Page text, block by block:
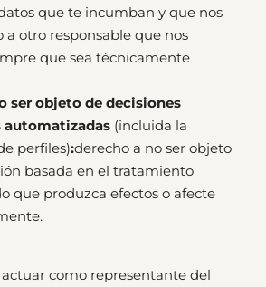
que te incumban y que nos
a otro responsable que nos
que sea técnicamente
ser objeto de decisiones
(incluida la
perfiles):derecho a no ser objeto
basada en el tratamiento
que produzca efectos o afecte
como representante del